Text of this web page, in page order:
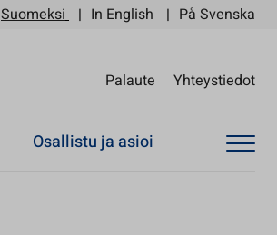
Suomeksi In English På Svenska
Palaute Yhteystiedot
Osallistu ja asioi